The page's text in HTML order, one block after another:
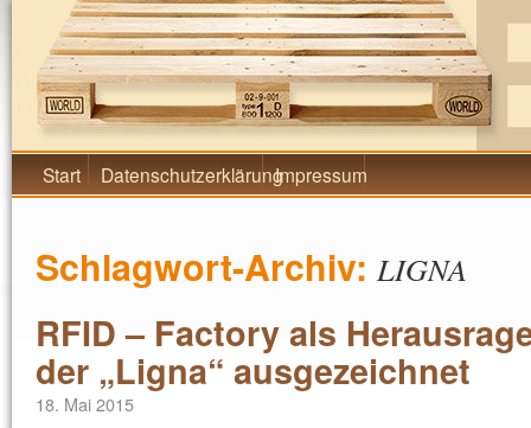
Falkenhahn AG Blog
Start DatenschutzerklärungImpressum
Schlagwort-Archiv: LIGNA
RFID – Factory als
der „Ligna“ ausgezeichnet
18. Mai 2015